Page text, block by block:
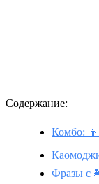
Содержание:
Комбо:
Фразы с